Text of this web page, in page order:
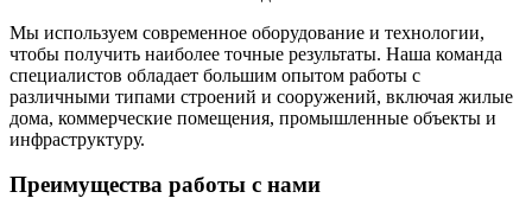
Мы используем современное оборудование и технологии,
чтобы получить наиболее точные результаты. Наша команда
специалистов обладает большим опытом работы с
различными типами строений и сооружений, включая жилые
дома, коммерческие помещения, промышленные объекты и
инфраструктуру.
Преимущества работы с нами